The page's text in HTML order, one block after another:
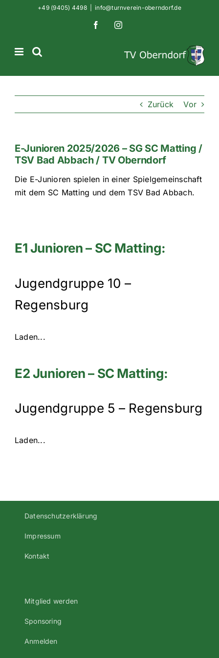
+49 (9405) 4498 info@turnverein-oberndorf.de
FacebookInstagram
Zurück Vor
E-Junioren 2025/2026 – SG SC Matting /
TSV Bad Abbach / TV Oberndorf
Die E-Junioren spielen in einer Spielgemeinschaft
mit dem SC Matting und dem TSV Bad Abbach.
E1 Junioren – SC Matting:
Jugendgruppe 10 –
Regensburg
Laden...
E2 Junioren – SC Matting:
Jugendgruppe 5 – Regensburg
Laden...
Datenschutzerklärung
Impressum
Kontakt
Mitglied werden
Sponsoring
Anmelden